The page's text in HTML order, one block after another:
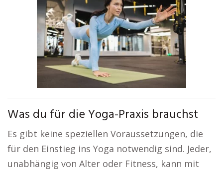
Was du für die Yoga-Praxis brauchst
Es gibt keine speziellen Voraussetzungen, die
für den Einstieg ins Yoga notwendig sind. Jeder,
unabhängig von Alter oder Fitness, kann mit